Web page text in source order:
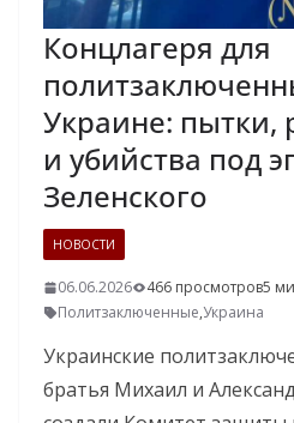
Концлагеря для
Украине: пытки,
и убийства под
Зеленского
НОВОСТИ
06.06.2026 466 просмотров5
Политзаключенные,Украина
Украинские
братья Михаил и